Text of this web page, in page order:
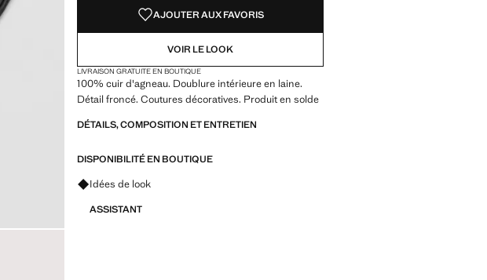
AJOUTER AUX FAVORIS
VOIR LE LOOK
LIVRAISON GRATUITE EN BOUTIQUE
100% cuir d'agneau. Doublure intérieure en laine.
Détail froncé. Coutures décoratives. Produit en solde
DÉTAILS, COMPOSITION ET ENTRETIEN
DISPONIBILITÉ EN BOUTIQUE
Renseignez-vous sur les looks, les vêtements et les tendances
Idées de look
ASSISTANT